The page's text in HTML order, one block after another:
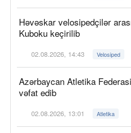
Həvəskar velosipedçilər
Kuboku keçirilib
02.08.2026, 14:43 Velosiped
Azərbaycan Atletika
vəfat edib
02.08.2026, 13:01 Atletika